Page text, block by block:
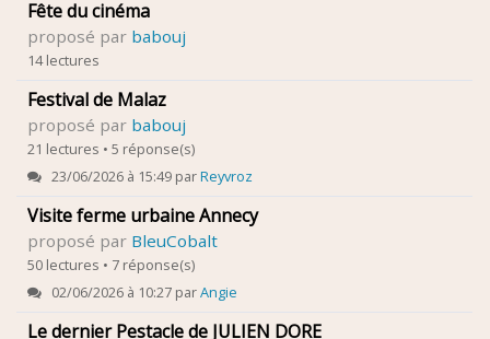
Fête du cinéma
proposé par babouj
14 lectures
Festival de Malaz
proposé par babouj
21 lectures • 5 réponse(s)
23/06/2026 à 15:49 parReyvroz
Visite ferme urbaine Annecy
proposé par BleuCobalt
50 lectures • 7 réponse(s)
02/06/2026 à 10:27 parAngie
Le dernier Pestacle de JULIEN DORE